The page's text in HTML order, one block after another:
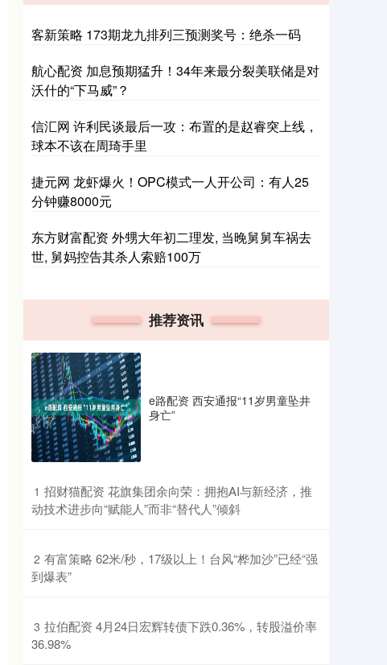
客新策略 173期龙九排列三预测奖号：绝杀一码
航心配资 加息预期猛升！34年来最分裂美联储是对
沃什的“下马威”？
信汇网 许利民谈最后一攻：布置的是赵睿突上线，
球本不该在周琦手里
捷元网 龙虾爆火！OPC模式一人开公司：有人25
分钟赚8000元
东方财富配资 外甥大年初二理发, 当晚舅舅车祸去
世, 舅妈控告其杀人索赔100万
推荐资讯
e路配资 西安通报“11岁男童坠井
身亡”
1 ​招财猫配资 花旗集团余向荣：拥抱AI与新经济，推
动技术进步向“赋能人”而非“替代人”倾斜
2 ​有富策略 62米/秒，17级以上！台风“桦加沙”已经“强
到爆表”
3 ​拉伯配资 4月24日宏辉转债下跌0.36%，转股溢价率
36.98%